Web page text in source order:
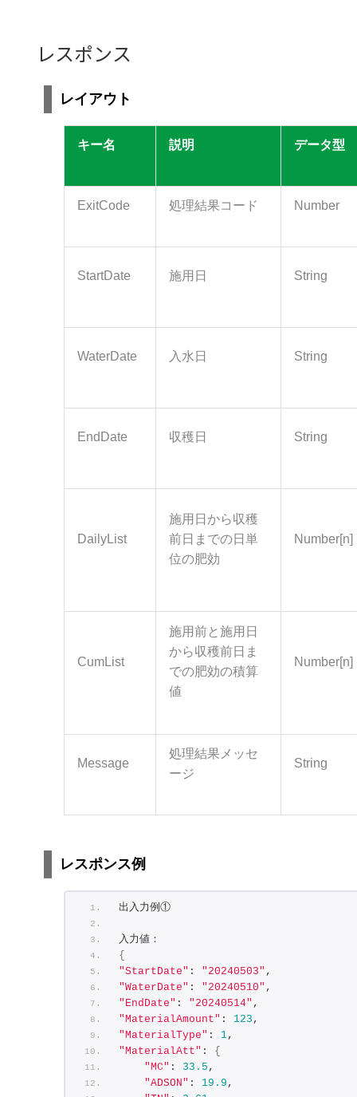
レスポンス
レイアウト
キー名 説明 データ型
ExitCode 処理結果コード Number
StartDate 施用日 String
WaterDate 入水日 String
EndDate 収穫日 String
DailyList
施用日から収穫
前日までの日単
位の肥効
Number[n]
CumList
施用前と施用日
から収穫前日ま
での肥効の積算
値
Number[n]
Message
処理結果メッセ
ージ
String
レスポンス例
出入力例①
入力値：
{
"StartDate" : "20240503" ,
"WaterDate" : "20240510" ,
"EndDate" : "20240514" ,
"MaterialAmount" : 123 ,
"MaterialType" : 1,
"MaterialAtt" : {
"MC" : 33.5 ,
"ADSON" : 19.9 ,